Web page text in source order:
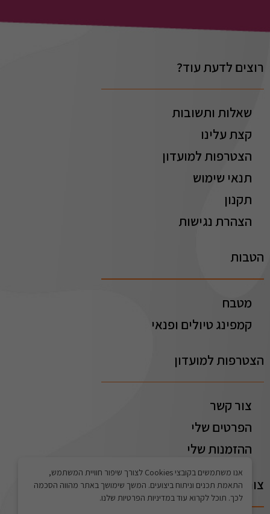
אנו משתמשים בקובצי Cookies לצורך שיפור חוויית המשתמש,
התאמת תכנים וניתוח ביצועים. המשך שימושך באתר מהווה הסכמה
לכך. תוכל לקרוא עוד במדיניות הפרטיות שלנו.
רוצים לדעת עוד?
שאלות ותשובות
קצת עלינו
הצטרפות למועדון
תנאי שימוש
תקנון
הצהרת נגישות
הטבות
מטבח
קמפינג טיולים ופנאי
הצטרפות למועדון
צור קשר
הפרטים שלי
ההזמנות שלי
צור קשר